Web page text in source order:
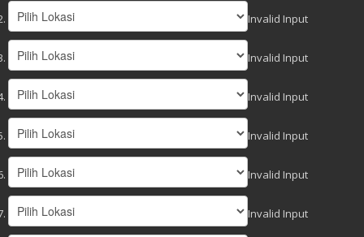
Invalid Input
Invalid Input
Invalid Input
Invalid Input
Invalid Input
Invalid Input